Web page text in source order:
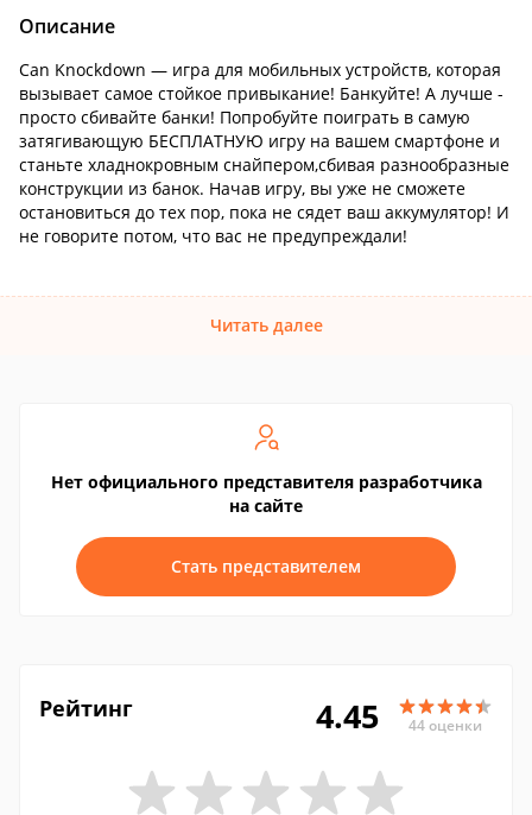
Описание
Can Knockdown — игра для мобильных устройств, которая
вызывает самое стойкое привыкание! Банкуйте! А лучше -
просто сбивайте банки! Попробуйте поиграть в самую
затягивающую БЕСПЛАТНУЮ игру на вашем смартфоне и
станьте хладнокровным снайпером,сбивая разнообразные
конструкции из банок. Начав игру, вы уже не сможете
остановиться до тех пор, пока не сядет ваш аккумулятор! И
не говорите потом, что вас не предупреждали!
Читать далее
Нет официального представителя разработчика
на сайте
Стать представителем
Рейтинг 4.45 44 оценки